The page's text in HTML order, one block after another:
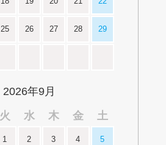
25 26 27 28 29
2026年9月
火 水 木 金 土
1 2 3 4 5